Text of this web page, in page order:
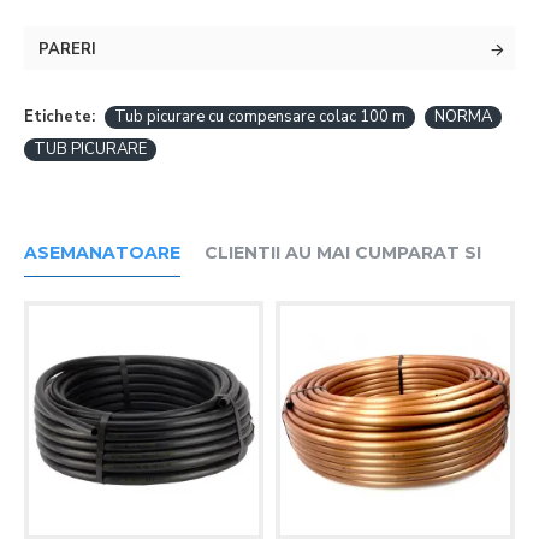
PARERI
Etichete: Tub picurare cu compensare colac 100 m
NORMA
TUB PICURARE
ASEMANATOARE CLIENTII AU MAI CUMPARAT SI